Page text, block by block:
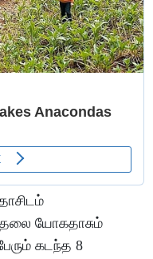
யோகதாசும்
கடந்த 8